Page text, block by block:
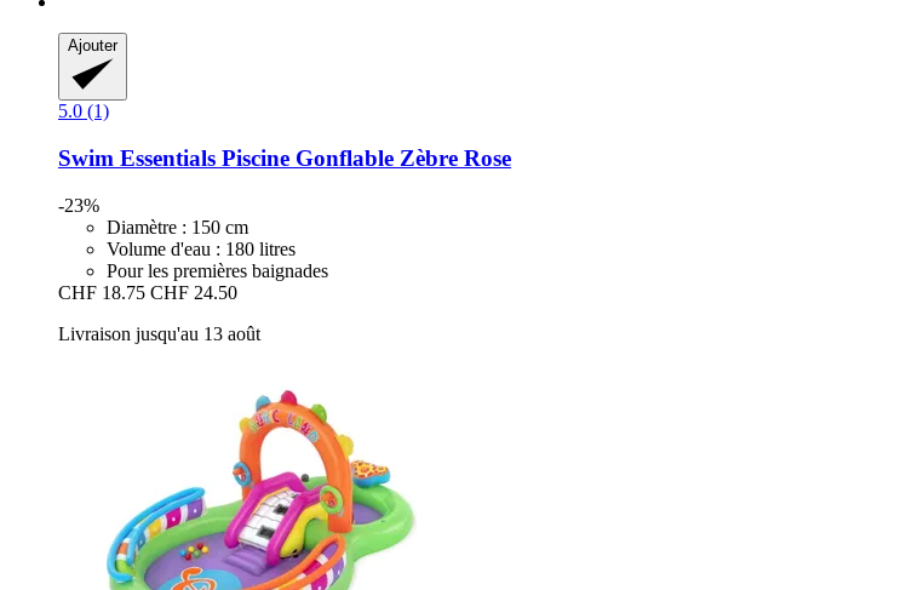
Ajouter
5.0 (1)
Swim Essentials Piscine Gonflable Zèbre Rose
-23%
Diamètre : 150 cm
Volume d'eau : 180 litres
Pour les premières baignades
CHF 18.75 CHF 24.50
Livraison jusqu'au 13 août